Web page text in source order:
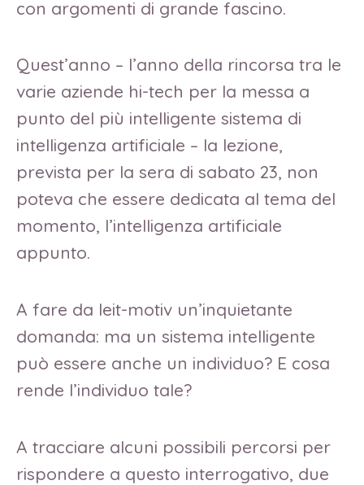
con argomenti di grande fascino.
Quest’anno – l’anno della rincorsa tra le
varie aziende hi-tech per la messa a
punto del più intelligente sistema di
intelligenza artificiale – la lezione,
prevista per la sera di sabato 23, non
poteva che essere dedicata al tema del
momento, l’intelligenza artificiale
appunto.
A fare da leit-motiv un’inquietante
domanda: ma un sistema intelligente
può essere anche un individuo? E cosa
rende l’individuo tale?
A tracciare alcuni possibili percorsi per
rispondere a questo interrogativo, due